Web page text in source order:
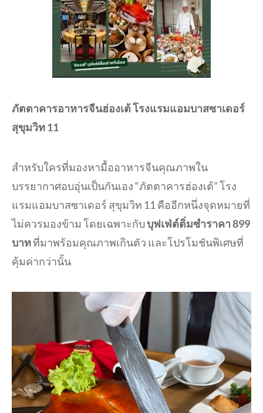
ภัตตาคารอาหารจีนฮ่องเต้ โรงแรมแอมบาสซาเดอร์
สุขุมวิท 11
สำหรับใครที่มองหามื้ออาหารจีนคุณภาพใน
บรรยากาศอบอุ่นเป็นกันเอง “ภัตตาคารฮ่องเต้” โรง
แรมแอมบาสซาเดอร์ สุขุมวิท 11 คืออีกหนึ่งจุดหมายที่
ไม่ควรมองข้าม โดยเฉพาะกับบุฟเฟ่ต์ติ่มซำราคา 899
บาทที่มาพร้อมคุณภาพเกินตัว และโปรโมชันพิเศษที่
คุ้มค่ากว่านั้น